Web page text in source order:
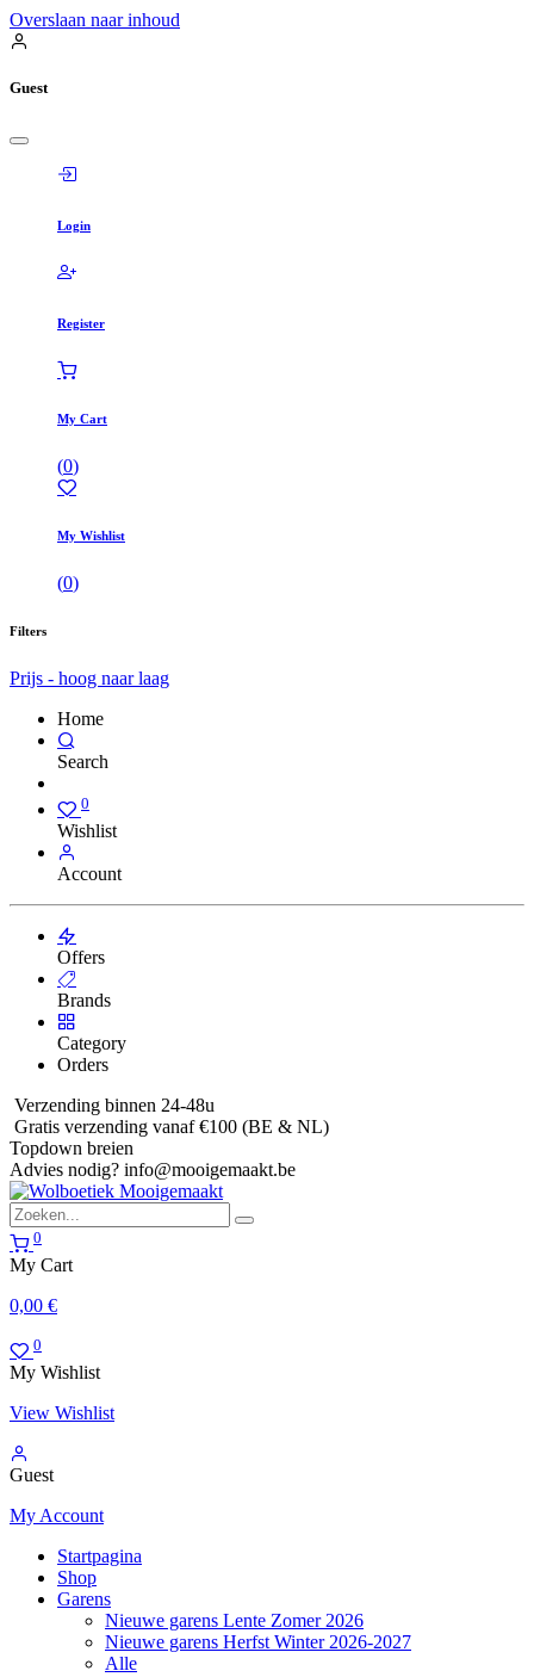
Overslaan naar inhoud
Guest
Login
Register
My Cart
(0)
My Wishlist
(0)
Filters
Prijs - hoog naar laag
Home
Search
0
Wishlist
Account
Offers
Brands
Category
Orders
Verzending binnen 24-48u
Gratis verzending vanaf €100 (BE & NL)
Topdown breien
Advies nodig? info@mooigemaakt.be
0
My Cart
0,00 €
0
My Wishlist
View Wishlist
Guest
My Account
Startpagina
Shop
Garens
Nieuwe garens Lente Zomer 2026
Nieuwe garens Herfst Winter 2026-2027
Alle